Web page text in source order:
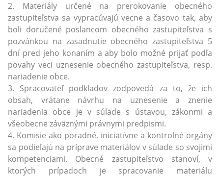
2. Materiály určené na prerokovanie obecného
zastupiteľstva sa vypracúvajú vecne a časovo tak, aby
boli doručené poslancom obecného zastupiteľstva s
pozvánkou na zasadnutie obecného zastupiteľstva 5
dní pred jeho konaním a aby bolo možné prijať podľa
povahy veci uznesenie obecného zastupiteľstva, resp.
nariadenie obce.
3. Spracovateľ podkladov zodpovedá za to, že ich
obsah, vrátane návrhu na uznesenie a znenie
nariadenia obce je v súlade s ústavou, zákonmi a
všeobecne záväznými právnymi predpismi.
4. Komisie ako poradné, iniciatívne a kontrolné orgány
sa podieľajú na príprave materiálov v súlade so svojimi
kompetenciami. Obecné zastupiteľstvo stanoví, v
ktorých prípadoch je spracovanie materiálu